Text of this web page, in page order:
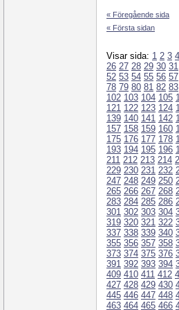
« Föregående sida
« Första sidan
Visar sida: 1 2 3 4
26 27 28 29 30 31
52 53 54 55 56 57
78 79 80 81 82 83
102 103 104 105
121 122 123 124
139 140 141 142
157 158 159 160
175 176 177 178
193 194 195 196
211 212 213 214
229 230 231 232
247 248 249 250
265 266 267 268
283 284 285 286
301 302 303 304
319 320 321 322
337 338 339 340
355 356 357 358
373 374 375 376
391 392 393 394
409 410 411 412
427 428 429 430
445 446 447 448
463 464 465 466